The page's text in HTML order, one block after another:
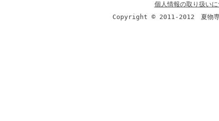
個人情報の取り扱い
Copyright © 2011-2012 夏物